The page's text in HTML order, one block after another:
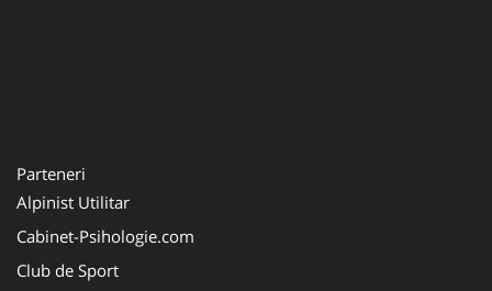
Parteneri
Alpinist Utilitar
Cabinet-Psihologie.com
Club de Sport